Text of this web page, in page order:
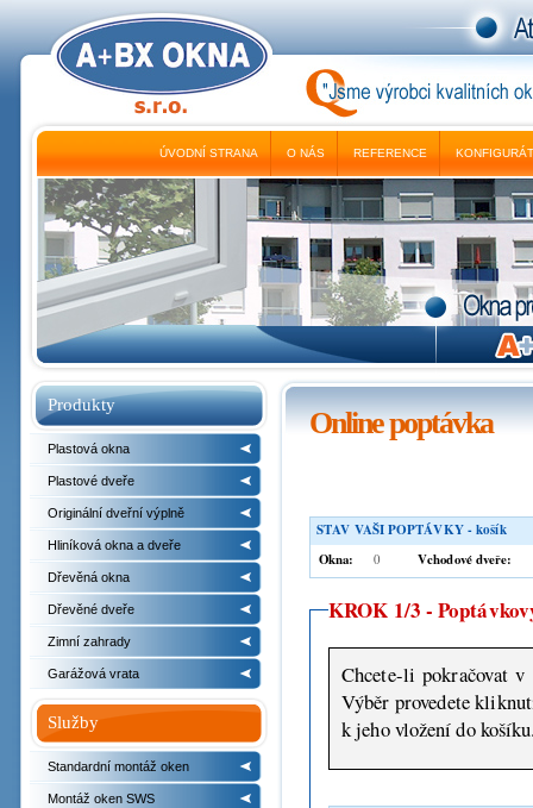
ÚVODNÍ STRANA O NÁS REFERENCE
Produkty
Plastová okna
Plastové dveře
Originální dveřní výplně
Hliníková okna a dveře
Dřevěná okna
Dřevěné dveře
Zimní zahrady
Garážová vrata
Služby
Standardní montáž oken
Montáž oken SWS
Online poptávka
STAV VAŠI POPTÁVKY - košík
Okna:
0 Vchodové dveře:
KROK 1/3 -
Chcete-li pokračovat v
Výběr provedete kliknutím na některý z náhledů nabízeného zboží a následně
k jeho vložení do